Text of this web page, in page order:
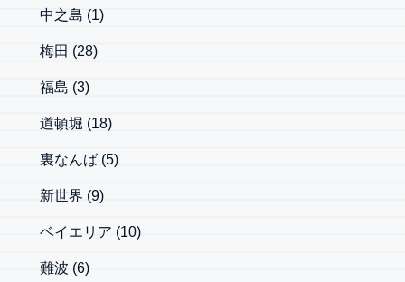
中之島 (1)
梅田 (28)
福島 (3)
道頓堀 (18)
裏なんば (5)
新世界 (9)
ベイエリア (10)
難波 (6)